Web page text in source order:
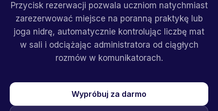
Przycisk rezerwacji pozwala uczniom natychmiast
zarezerwować miejsce na poranną praktykę lub
joga nidrę, automatycznie kontrolując liczbę mat
w sali i odciążając administratora od ciągłych
rozmów w komunikatorach.
Wypróbuj za darmo